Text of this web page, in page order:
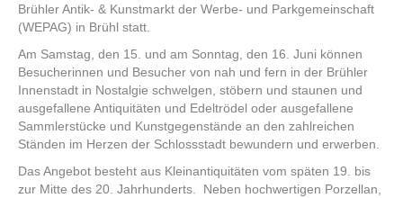
Brühler Antik- & Kunstmarkt der Werbe- und Parkgemeinschaft
(WEPAG) in Brühl statt.
Am Samstag, den 15. und am Sonntag, den 16. Juni können
Besucherinnen und Besucher von nah und fern in der Brühler
Innenstadt in Nostalgie schwelgen, stöbern und staunen und
ausgefallene Antiquitäten und Edeltrödel oder ausgefallene
Sammlerstücke und Kunstgegenstände an den zahlreichen
Ständen im Herzen der Schlossstadt bewundern und erwerben.
Das Angebot besteht aus Kleinantiquitäten vom späten 19. bis
zur Mitte des 20. Jahrhunderts. Neben hochwertigen Porzellan,